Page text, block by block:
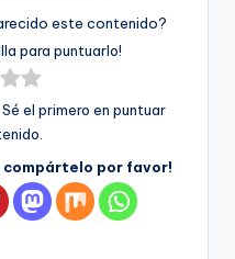
este contenido?
para puntuarlo!
el primero en puntuar
compártelo por favor!